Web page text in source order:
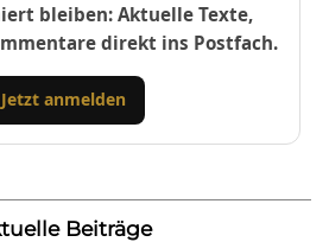
bleiben: Aktuelle Texte,
direkt ins Postfach.
Jetzt anmelden
Beiträge